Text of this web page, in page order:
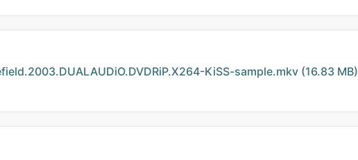
KiSS-sample.mkv (16.83 MB)